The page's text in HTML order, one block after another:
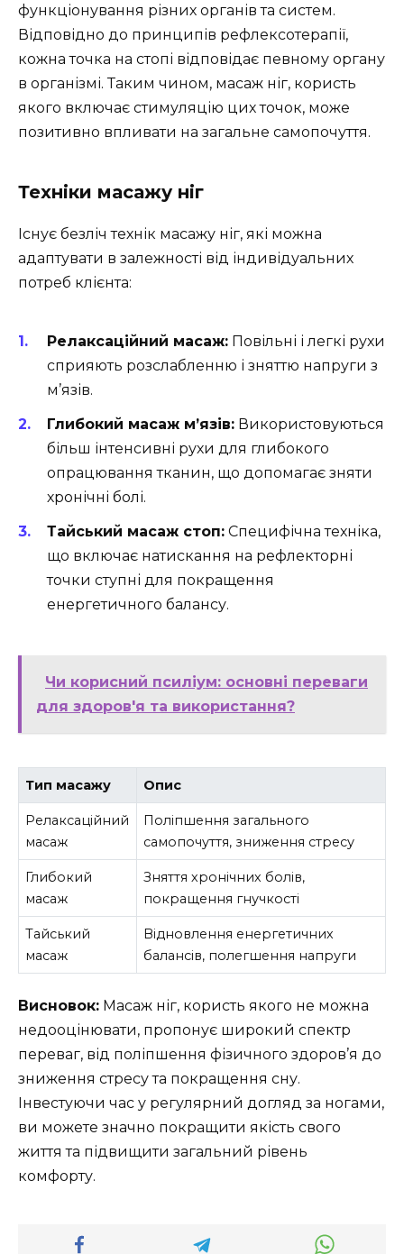
функціонування різних органів та систем.
Відповідно до принципів рефлексотерапії,
кожна точка на стопі відповідає певному органу
в організмі. Таким чином, масаж ніг, користь
якого включає стимуляцію цих точок, може
позитивно впливати на загальне самопочуття.
Техніки масажу ніг
Існує безліч технік масажу ніг, які можна
адаптувати в залежності від індивідуальних
потреб клієнта:
Релаксаційний масаж: Повільні і легкі рухи
сприяють розслабленню і зняттю напруги з
м’язів.
Глибокий масаж м’язів: Використовуються
більш інтенсивні рухи для глибокого
опрацювання тканин, що допомагає зняти
хронічні болі.
Тайський масаж стоп: Специфічна техніка,
що включає натискання на рефлекторні
точки ступні для покращення
енергетичного балансу.
Чи корисний псиліум: основні переваги
для здоров'я та використання?
Тип масажу Опис
Релаксаційний
масаж
Поліпшення загального
самопочуття, зниження стресу
Глибокий
масаж
Зняття хронічних болів,
покращення гнучкості
Тайський
масаж
Відновлення енергетичних
балансів, полегшення напруги
Висновок: Масаж ніг, користь якого не можна
недооцінювати, пропонує широкий спектр
переваг, від поліпшення фізичного здоров’я до
зниження стресу та покращення сну.
Інвестуючи час у регулярний догляд за ногами,
ви можете значно покращити якість свого
життя та підвищити загальний рівень
комфорту.